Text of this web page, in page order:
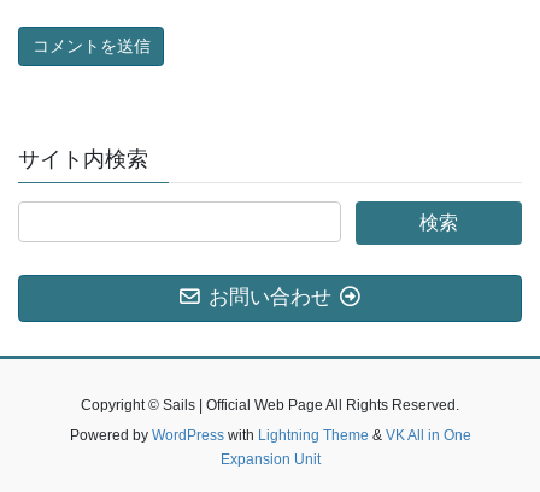
サイト内検索
お問い合わせ
Copyright © Sails | Official Web Page All Rights Reserved.
Powered by WordPresswith Lightning Theme & VK All in One
Expansion Unit